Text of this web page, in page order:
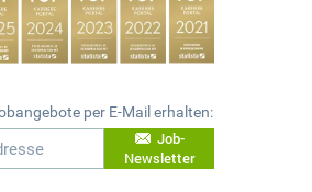
per E-Mail erhalten:
Job-
Newsletter